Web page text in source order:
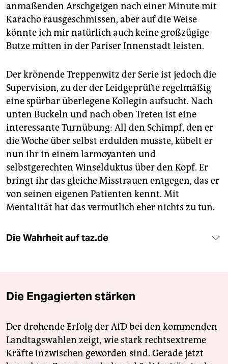
anmaßenden Arschgeigen nach einer Minute mit
Karacho rausgeschmissen, aber auf die Weise
könnte ich mir natürlich auch keine großzügige
Butze mitten in der Pariser Innenstadt leisten.
Der krönende Treppenwitz der Serie ist jedoch die
Supervision, zu der der Leidgeprüfte regelmäßig
eine spürbar überlegene Kollegin aufsucht. Nach
unten Buckeln und nach oben Treten ist eine
interessante Turnübung: All den Schimpf, den er
die Woche über selbst erdulden musste, kübelt er
nun ihr in einem larmoyanten und
selbstgerechten Winselduktus über den Kopf. Er
bringt ihr das gleiche Misstrauen entgegen, das er
von seinen eigenen Patienten kennt. Mit
Mentalität hat das vermutlich eher nichts zu tun.
Die Wahrheit auf taz.de
Die Engagierten stärken
Der drohende Erfolg der AfD bei den kommenden
Landtagswahlen zeigt, wie stark rechtsextreme
Kräfte inzwischen geworden sind. Gerade jetzt